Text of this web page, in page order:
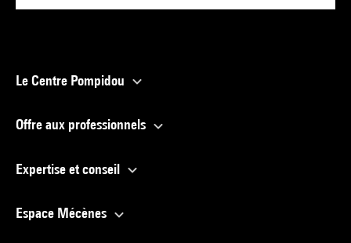
Le Centre Pompidou
Offre aux professionnels
Expertise et conseil
Espace Mécènes